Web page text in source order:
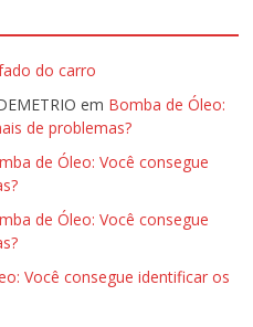
do carro
em Bomba de Óleo:
de problemas?
de Óleo: Você consegue
de Óleo: Você consegue
Você consegue identificar os